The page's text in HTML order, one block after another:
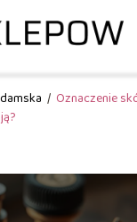
/ Oznaczenie